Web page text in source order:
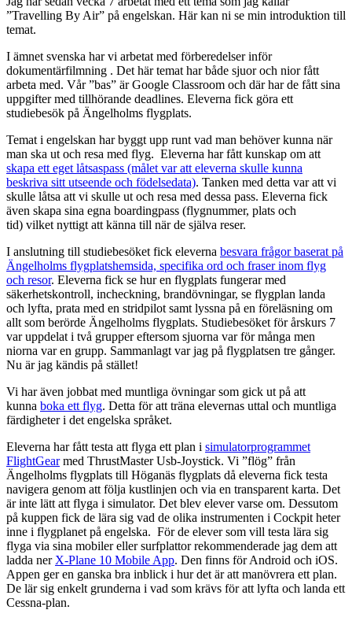
”Travelling By Air” på engelskan. Här kan ni se min introduktion till
temat.
I ämnet svenska har vi arbetat med förberedelser inför
dokumentärfilmning . Det här temat har både sjuor och nior fått
arbeta med. Vår ”bas” är Google Classroom och där har de fått sina
uppgifter med tillhörande deadlines. Eleverna fick göra ett
studiebesök på Ängelholms flygplats.
Temat i engelskan har byggt upp runt vad man behöver kunna när
man ska ut och resa med flyg. Eleverna har fått kunskap om att
skapa ett eget låtsaspass (målet var att eleverna skulle kunna
beskriva sitt utseende och födelsedata). Tanken med detta var att vi
skulle låtsa att vi skulle ut och resa med dessa pass. Eleverna fick
även skapa sina egna boardingpass (flygnummer, plats och
tid) vilket nyttigt att känna till när de själva reser.
I anslutning till studiebesöket fick eleverna besvara frågor baserat på
Ängelholms flygplatshemsida, specifika ord och fraser inom flyg
och resor. Eleverna fick se hur en flygplats fungerar med
säkerhetskontroll, incheckning, brandövningar, se flygplan landa
och lyfta, prata med en stridpilot samt lyssna på en föreläsning om
allt som berörde Ängelholms flygplats. Studiebesöket för årskurs 7
var uppdelat i två grupper eftersom sjuorna var för många men
niorna var en grupp. Sammanlagt var jag på flygplatsen tre gånger.
Nu är jag kändis på stället!
Vi har även jobbat med muntliga övningar som gick ut på att
kunna boka ett flyg. Detta för att träna elevernas uttal och muntliga
färdigheter i det engelska språket.
Eleverna har fått testa att flyga ett plan i simulatorprogrammet
FlightGearmed ThrustMaster Usb-Joystick. Vi ”flög” från
Ängelholms flygplats till Höganäs flygplats då eleverna fick testa
navigera genom att följa kustlinjen och via en transparent karta. Det
är inte lätt att flyga i simulator. Det blev elever varse om. Dessutom
på kuppen fick de lära sig vad de olika instrumenten i Cockpit heter
inne i flygplanet på engelska. För de elever som vill testa lära sig
flyga via sina mobiler eller surfplattor rekommenderade jag dem att
ladda ner X-Plane 10 Mobile App. Den finns för Android och iOS.
Appen ger en ganska bra inblick i hur det är att manövrera ett plan.
De lär sig enkelt grunderna i vad som krävs för att lyfta och landa ett
Cessna-plan.